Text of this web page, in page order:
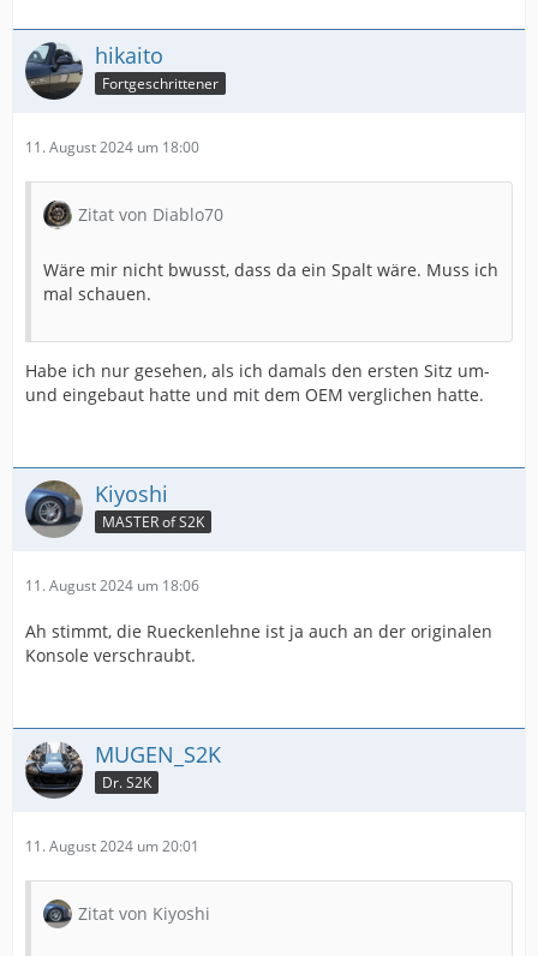
hikaito
Fortgeschrittener
11. August 2024 um 18:00
Zitat von Diablo70
Wäre mir nicht bwusst, dass da ein Spalt wäre. Muss ich
mal schauen.
Habe ich nur gesehen, als ich damals den ersten Sitz um-
und eingebaut hatte und mit dem OEM verglichen hatte.
Kiyoshi
MASTER of S2K
11. August 2024 um 18:06
Ah stimmt, die Rueckenlehne ist ja auch an der originalen
Konsole verschraubt.
MUGEN_S2K
Dr. S2K
11. August 2024 um 20:01
Zitat von Kiyoshi